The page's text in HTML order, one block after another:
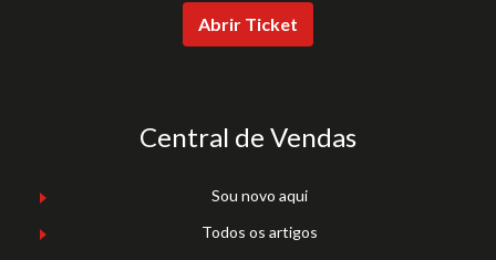
Abrir Ticket
Central de Vendas
Sou novo aqui
Todos os artigos